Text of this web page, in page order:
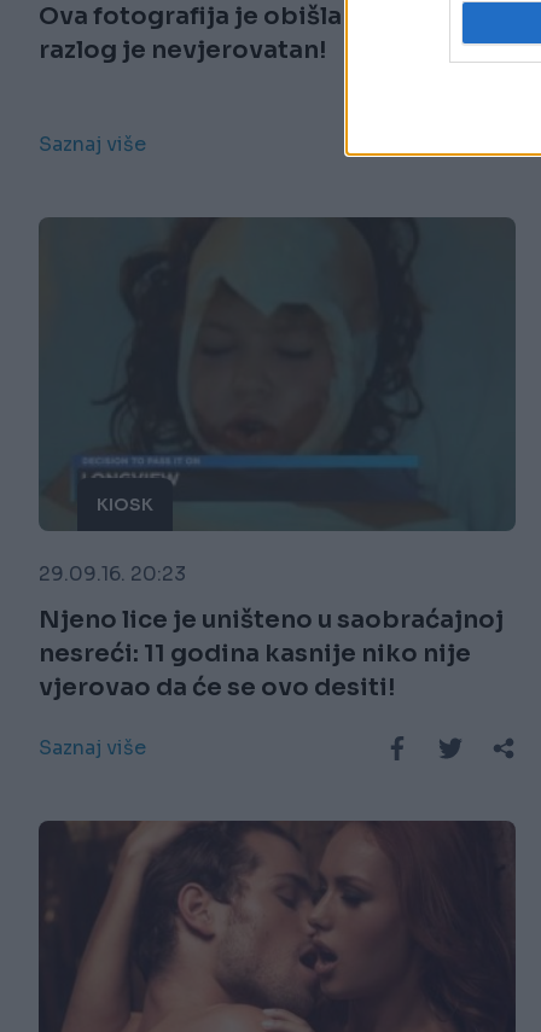
Ova fotografija je obišla planetu, a
razlog je nevjerovatan!
Saznaj više
KIOSK
29.09.16. 20:23
Njeno lice je uništeno u saobraćajnoj
nesreći: 11 godina kasnije niko nije
vjerovao da će se ovo desiti!
Saznaj više